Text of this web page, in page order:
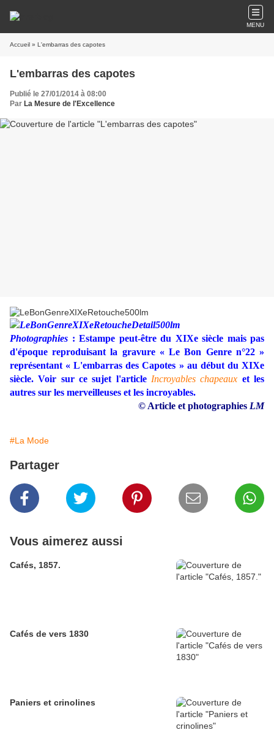
MENU
Accueil » L'embarras des capotes
L'embarras des capotes
Publié le 27/01/2014 à 08:00
Par La Mesure de l'Excellence
Photographies : Estampe peut-être du XIXe siècle mais pas
d'époque reproduisant la gravure « Le Bon Genre n°22 »
représentant « L'embarras des Capotes » au début du XIXe
siècle. Voir sur ce sujet l'article Incroyables chapeaux et les
autres sur les merveilleuses et les incroyables.
© Article et photographies LM
#La Mode
Partager
Vous aimerez aussi
Cafés, 1857.
Cafés de vers 1830
Paniers et crinolines